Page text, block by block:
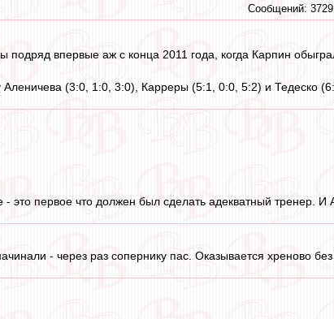
Сообщений: 3729
впервые аж с конца 2011 года, когда Карпин
(3:0, 1:0, 3:0), Карреры (5:1, 0:0, 5:2) и Тедеско
это первое что должен был сделать адекватный тренер. И
- через раз сопернику пас. Оказывается хреново